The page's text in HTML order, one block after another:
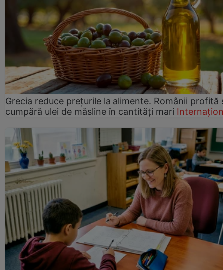
Grecia reduce prețurile la alimente. Românii profită
cumpără ulei de măsline în cantități mari